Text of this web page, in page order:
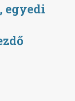
egyedi